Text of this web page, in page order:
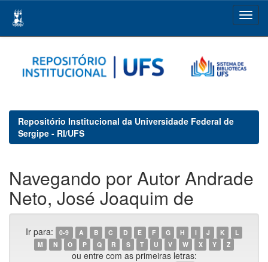
navigation
Repositório Institucional da Universidade Federal de
Sergipe - RI/UFS
Navegando por Autor Andrade
Neto, José Joaquim de
Ir para: 0-9 A B C D E F G H I J K
L
M
N O P Q R S T U V W X Y Z
ou entre com as primeiras letras: